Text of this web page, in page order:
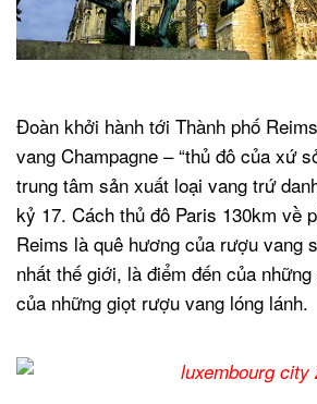
Đoàn khởi hành tới Thành phố
vang Champagne – “thủ đô của xứ
trung tâm sản xuất loại vang trứ
kỷ 17. Cách thủ đô Paris 130km về
Reims là quê hương của rượu vang
nhất thế giới, là điểm đến của
của những giọt rượu vang lóng lánh.